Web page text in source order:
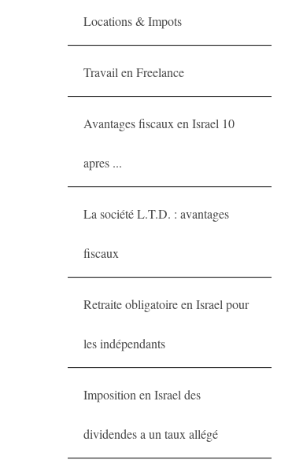
Locations & Impots
Travail en Freelance
Avantages fiscaux en Israel 10
apres ...
La société L.T.D. : avantages
fiscaux
Retraite obligatoire en Israel pour
les indépendants
Imposition en Israel des
dividendes a un taux allégé